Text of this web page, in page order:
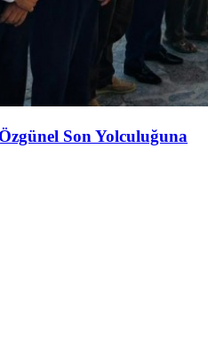
Son Yolculuğuna